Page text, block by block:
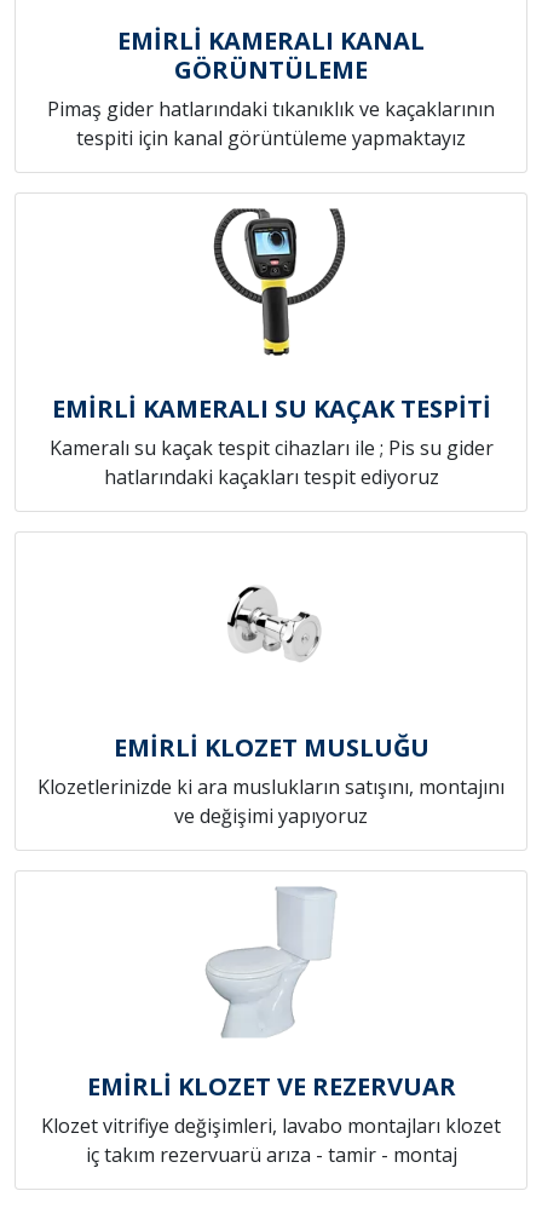
EMİRLİ KAMERALI KANAL
GÖRÜNTÜLEME
Pimaş gider hatlarındaki tıkanıklık ve kaçaklarının
tespiti için kanal görüntüleme yapmaktayız
EMİRLİ KAMERALI SU KAÇAK TESPİTİ
Kameralı su kaçak tespit cihazları ile ; Pis su gider
hatlarındaki kaçakları tespit ediyoruz
EMİRLİ KLOZET MUSLUĞU
Klozetlerinizde ki ara muslukların satışını, montajını
ve değişimi yapıyoruz
EMİRLİ KLOZET VE REZERVUAR
Klozet vitrifiye değişimleri, lavabo montajları klozet
iç takım rezervuarü arıza - tamir - montaj